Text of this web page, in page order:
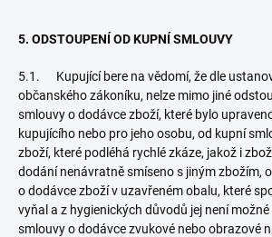
5. ODSTOUPENÍ OD KUPNÍ SMLOUVY
5.1. Kupující bere na vědomí, že dle
občanského zákoníku, nelze mimo jiné
smlouvy o dodávce zboží, které bylo
kupujícího nebo pro jeho osobu, od kupní
zboží, které podléhá rychlé zkáze, jakož i
dodání nenávratně smíseno s jiným zbožím,
o dodávce zboží v uzavřeném obalu, které
vyňal a z hygienických důvodů jej není
smlouvy o dodávce zvukové nebo obrazové